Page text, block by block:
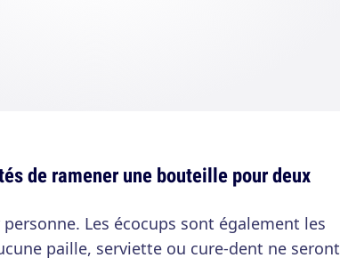
de ramener une bouteille pour deux
Les écocups sont également les
paille, serviette ou cure-dent ne seront